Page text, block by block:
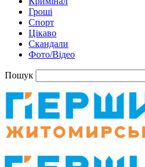
Гроші
Спорт
Цікаво
Скандали
Фото/Відео
Пошук